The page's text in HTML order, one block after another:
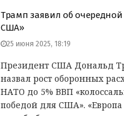
Трамп заявил об
США»
25 июня 2025, 18:19
Президент США Дональд
назвал рост оборонных
НАТО до 5% ВВП
победой для США». «Европа